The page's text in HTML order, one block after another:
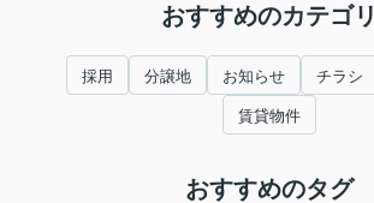
おすすめのカテゴリ
採用 分譲地 お知らせ チラシ
賃貸物件
おすすめのタグ